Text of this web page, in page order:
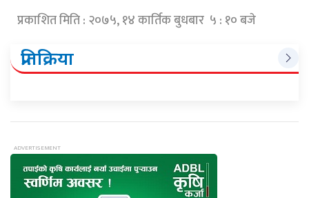
प्रकाशित मिति : २०७५, १४ कार्तिक बुधबार ५ : १० बजे
प्रतिक्रिया